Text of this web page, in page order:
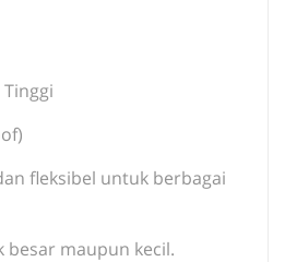
fleksibel untuk berbagai
besar maupun kecil.